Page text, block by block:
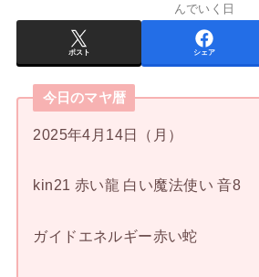
んでいく日
ポスト シェア
今日のマヤ暦
2025年4月14日（月）
kin21 赤い龍 白い魔法使い 音8
ガイドエネルギー赤い蛇